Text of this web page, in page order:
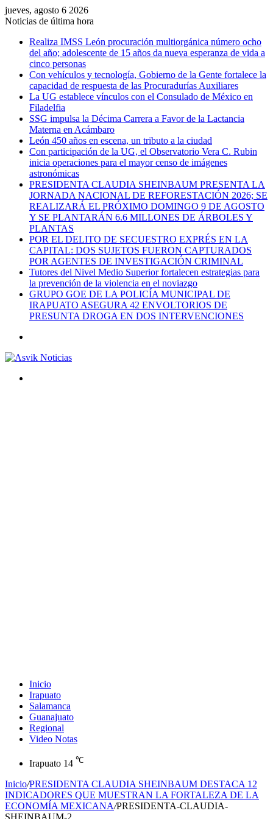
jueves, agosto 6 2026
Noticias de última hora
Realiza IMSS León procuración multiorgánica número ocho
del año; adolescente de 15 años da nueva esperanza de vida a
cinco personas
Con vehículos y tecnología, Gobierno de la Gente fortalece la
capacidad de respuesta de las Procuradurías Auxiliares
La UG establece vínculos con el Consulado de México en
Filadelfia
SSG impulsa la Décima Carrera a Favor de la Lactancia
Materna en Acámbaro
León 450 años en escena, un tributo a la ciudad
Con participación de la UG, el Observatorio Vera C. Rubin
inicia operaciones para el mayor censo de imágenes
astronómicas
PRESIDENTA CLAUDIA SHEINBAUM PRESENTA LA
JORNADA NACIONAL DE REFORESTACIÓN 2026; SE
REALIZARÁ EL PRÓXIMO DOMINGO 9 DE AGOSTO
Y SE PLANTARÁN 6.6 MILLONES DE ÁRBOLES Y
PLANTAS
POR EL DELITO DE SECUESTRO EXPRÉS EN LA
CAPITAL: DOS SUJETOS FUERON CAPTURADOS
POR AGENTES DE INVESTIGACIÓN CRIMINAL
Tutores del Nivel Medio Superior fortalecen estrategias para
la prevención de la violencia en el noviazgo
GRUPO GOE DE LA POLICÍA MUNICIPAL DE
IRAPUATO ASEGURA 42 ENVOLTORIOS DE
PRESUNTA DROGA EN DOS INTERVENCIONES
Inicio
Irapuato
Salamanca
Guanajuato
Regional
Video Notas
Irapuato 14 ℃
Inicio/PRESIDENTA CLAUDIA SHEINBAUM DESTACA 12
INDICADORES QUE MUESTRAN LA FORTALEZA DE LA
ECONOMÍA MEXICANA/PRESIDENTA-CLAUDIA-